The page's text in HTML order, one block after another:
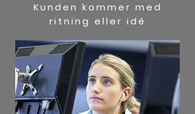
Kunden kommer med
ritning eller idé